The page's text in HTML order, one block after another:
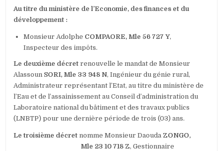
Au titre du ministère de l’Economie, des finances et du
développement :
Monsieur Adolphe COMPAORE, Mle 56 727 Y,
Inspecteur des impôts.
Le deuxième décret renouvelle le mandat de Monsieur
Alassoun SORI, Mle 33 948 N, Ingénieur du génie rural,
Administrateur représentant l’Etat, au titre du ministère de
l’Eau et de l’assainissement au Conseil d’administration du
Laboratoire national du bâtiment et des travaux publics
(LNBTP) pour une dernière période de trois (03) ans.
Le troisième décret nomme Monsieur Daouda ZONGO,
Mle 23 10 718 Z, Gestionnaire